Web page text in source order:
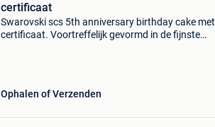
certificaat
Swarovski scs 5th anniversary birthday cake met
certificaat. Voortreffelijk gevormd in de fijnste
Ophalen of Verzenden